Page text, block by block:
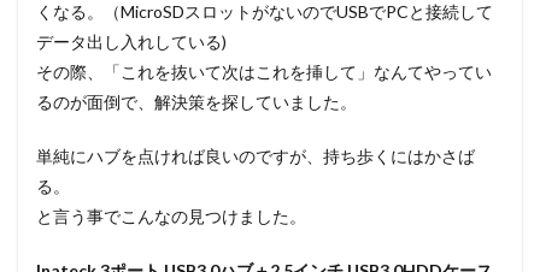
くなる。（MicroSDスロットがないのでUSBでPCと接続して
データ出し入れしている)
その際、「これを抜いて次はこれを挿して」なんてやってい
るのが面倒で、解決策を探していました。
単純にハブを点ければ良いのですが、持ち歩くにはかさば
る。
と言う事でこんなの見つけました。